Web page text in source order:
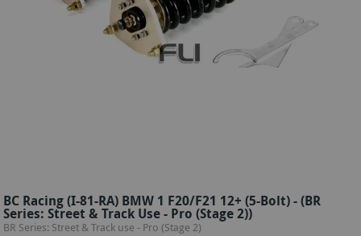
BC Racing (I-81-RA) BMW 1 F20/F21 12+ (5-Bolt) - (BR
Series: Street & Track Use - Pro (Stage 2))
BR Series: Street & Track use - Pro (Stage 2)